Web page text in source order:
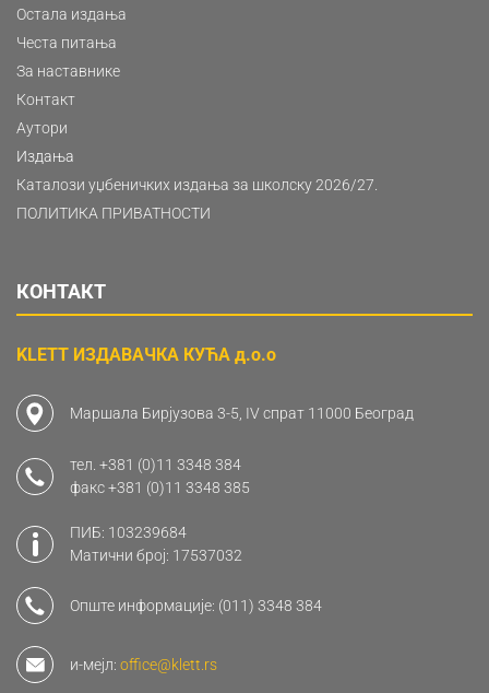
Остала издања
Честа питања
За наставнике
Контакт
Аутори
Издања
Каталози уџбеничких издања за школску 2026/27.
ПОЛИТИКА ПРИВАТНОСТИ
КОНТАКТ
KLETT ИЗДАВАЧКА КУЋА д.о.о
Маршала Бирјузова 3-5, IV спрат 11000 Београд
тел. +381 (0)11 3348 384
факс+381 (0)11 3348 385
ПИБ: 103239684
Матични број: 17537032
Опште информације: (011) 3348 384
и-мејл: office@klett.rs